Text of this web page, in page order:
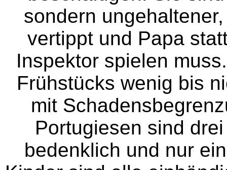
sondern
vertippt und Papa
Inspektor spielen
Frühstücks wenig bis
mit
Portugiesen sind
bedenklich und nur